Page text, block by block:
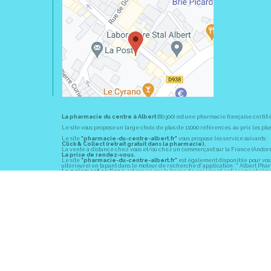
La pharmacie du centre à Albert(80300) est une pharmacie française
Le site vous propose un large choix de plus de 11000 références, au prix les
Le site "pharmacie-du-centre-albert.fr" vous propose les service suivants :
Click & Collect (retrait gratuit dans la pharmacie).
La vente à distance chez vous et/ou chez un commerçant sur la France
La prise de rendez-vous.
Le site "pharmacie-du-centre-albert.fr" est également disponible pour vos
ultérieure) en tapant dans le moteur de recherche d' application : " Albert
Le paiement en ligneest assuré par la borne de paiement entièrement